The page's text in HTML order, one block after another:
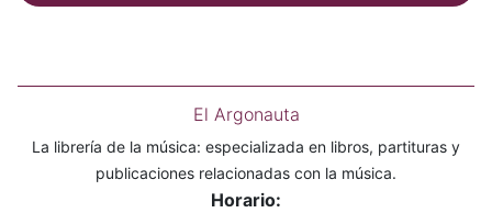
El Argonauta
La librería de la música: especializada en libros, partituras y
publicaciones relacionadas con la música.
Horario: